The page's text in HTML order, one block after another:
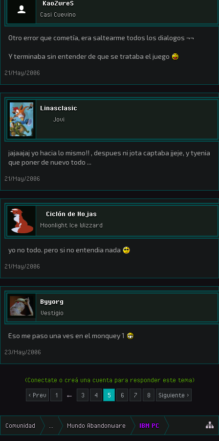
KaoZureS
Casi Cuevino
Otro error que cometía, era saltearme todos los dialogos ¬¬
Y terminaba sin entender de que se trataba el juego
21/May/2006
Linasclasic
Jovi
jajaajaj yo hacia lo mismo!! , despues ni jota captaba jjeje, y tyenia
que poner de nuevo todo ...
21/May/2006
Ciclón de Hojas
Moonlight Ice Wizzard
yo no todo. pero si no entendia nada
21/May/2006
Byyorg
Vestigio
Eso me paso una ves en el monquey 1
23/May/2006
(Conectate o creá una cuenta para responder este tema)
< Prev
1 ← 3 4 5 6 7 8 Siguiente >
Comunidad Mundo Abandonware IBM PC